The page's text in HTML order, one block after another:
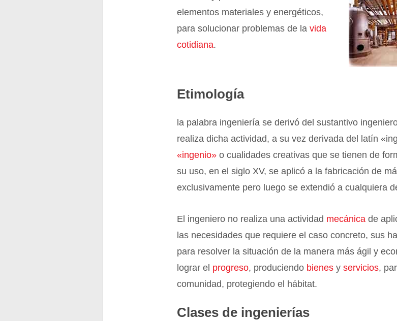
elementos materiales y energéticos,
para solucionar problemas de lavida
cotidiana.
Etimología
la palabra ingeniería se derivó del sustantivo
realiza dicha actividad, a su vez derivada del latín
«ingenio» o cualidades creativas que se tienen de
su uso, en el siglo XV, se aplicó a la fabricación de
exclusivamente pero luego se extendió a cualquiera
El ingeniero no realiza una actividad mecánica de
las necesidades que requiere el caso concreto, sus
para resolver la situación de la manera más ágil y
lograr el progreso, produciendo bienes yservicios,
comunidad, protegiendo el hábitat.
Clases de ingenierías